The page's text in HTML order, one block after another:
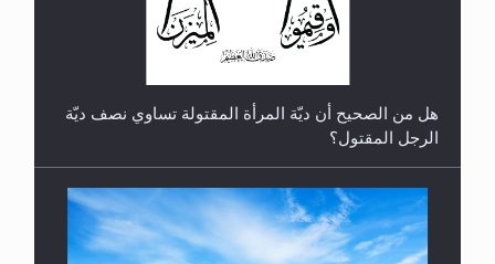
هل من الصحيح أن ديّة المرأة المقتولة تساوي نصف ديّة
الرجل المقتول؟